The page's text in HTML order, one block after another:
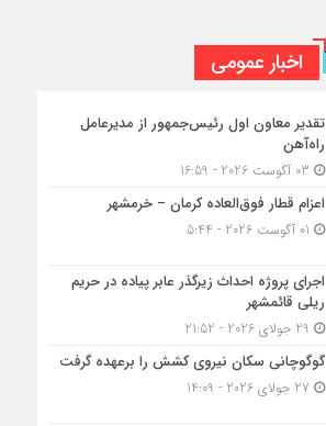
اخبار عمومی
تقدیر معاون اول رئیس‌جمهور از مدیرعامل
راه‌آهن
اعزام قطار فوق‌العاده کرمان – خرمشهر
اجرای پروژه احداث زیرگذر عابر پیاده در حریم
ریلی قائمشهر
گوگوچانی سکان نیروی کشش را برعهده گرفت